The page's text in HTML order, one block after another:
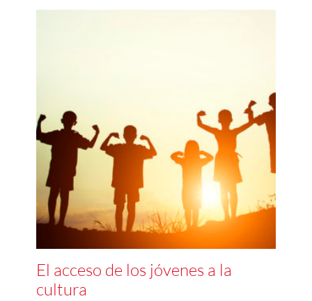
El acceso de los jóvenes a la
cultura